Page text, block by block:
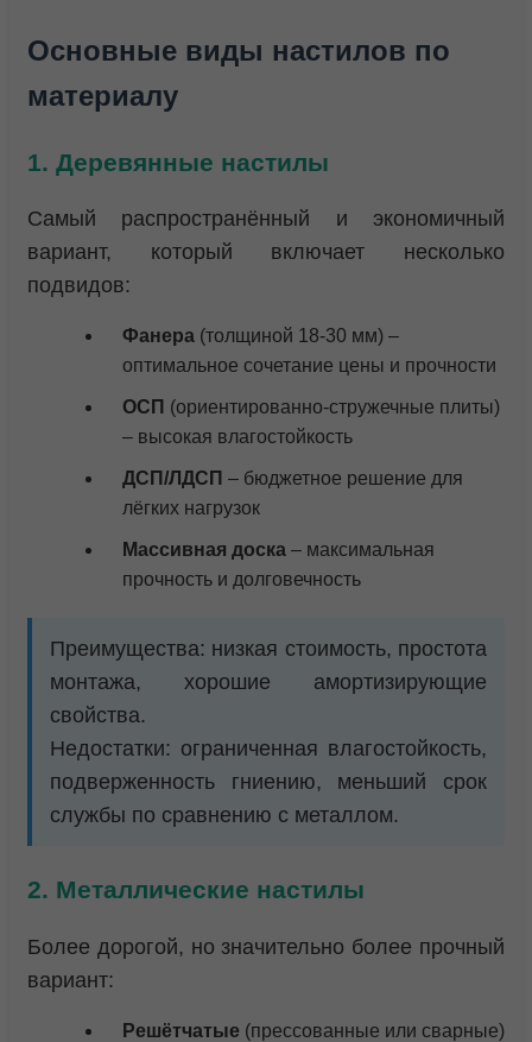
Основные виды настилов по
материалу
1. Деревянные настилы
Самый распространённый и экономичный
вариант, который включает несколько
подвидов:
Фанера (толщиной 18-30 мм) –
оптимальное сочетание цены и прочности
ОСП (ориентированно-стружечные плиты)
– высокая влагостойкость
ДСП/ЛДСП – бюджетное решение для
лёгких нагрузок
Массивная доска – максимальная
прочность и долговечность
Преимущества: низкая стоимость, простота
монтажа, хорошие амортизирующие
свойства.
Недостатки: ограниченная влагостойкость,
подверженность гниению, меньший срок
службы по сравнению с металлом.
2. Металлические настилы
Более дорогой, но значительно более прочный
вариант:
Решётчатые (прессованные или сварные)